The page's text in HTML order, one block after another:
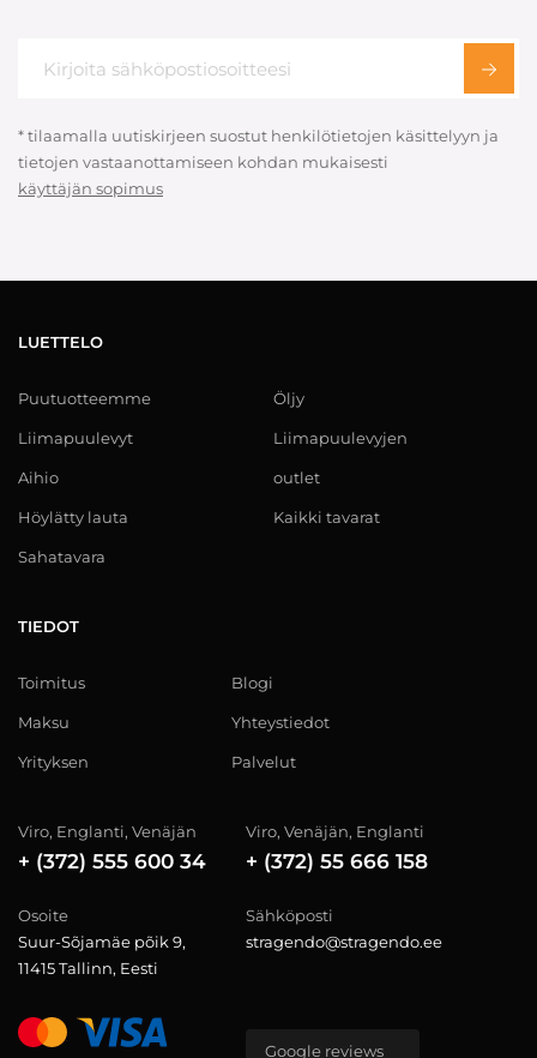
* tilaamalla uutiskirjeen suostut henkilötietojen käsittelyyn ja
tietojen vastaanottamiseen kohdan mukaisesti
käyttäjän sopimus
LUETTELO
Puutuotteemme
Liimapuulevyt
Aihio
Höylätty lauta
Sahatavara
Öljy
Liimapuulevyjen
outlet
Kaikki tavarat
TIEDOT
Toimitus
Maksu
Yrityksen
Blogi
Yhteystiedot
Palvelut
Viro, Englanti, Venäjän
+ (372) 555 600 34
Viro, Venäjän, Englanti
+ (372) 55 666 158
Osoite
Suur-Sõjamäe põik 9,
11415 Tallinn, Eesti
Sähköposti
stragendo@stragendo.ee
Google reviews